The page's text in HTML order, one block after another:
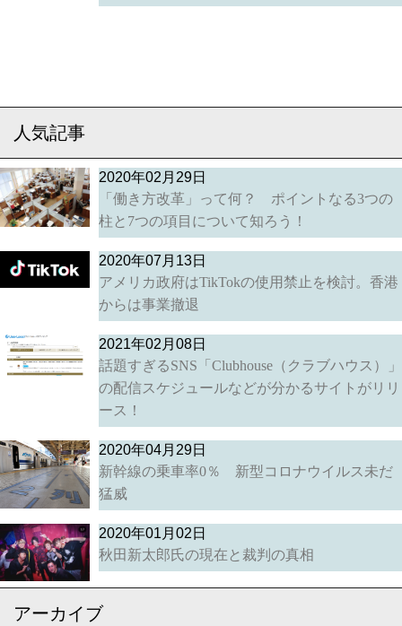
人気記事
2020年02月29日
「働き方改革」って何？ ポイントなる3つの
柱と7つの項目について知ろう！
2020年07月13日
アメリカ政府はTikTokの使用禁止を検討。香港
からは事業撤退
2021年02月08日
話題すぎるSNS「Clubhouse（クラブハウス）」
の配信スケジュールなどが分かるサイトがリリ
ース！
2020年04月29日
新幹線の乗車率0％ 新型コロナウイルス未だ
猛威
2020年01月02日
秋田新太郎氏の現在と裁判の真相
アーカイブ